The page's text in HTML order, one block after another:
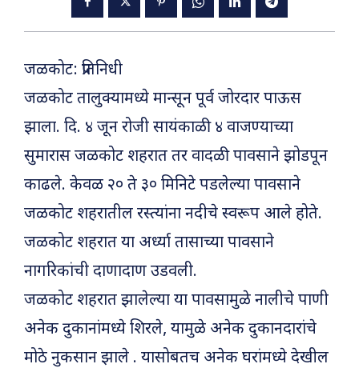
जळकोट: प्रतिनिधी
जळकोट तालुक्यामध्ये मान्सून पूर्व जोरदार पाऊस
झाला. दि. ४ जून रोजी सायंकाळी ४ वाजण्याच्या
सुमारास जळकोट शहरात तर वादळी पावसाने झोडपून
काढले. केवळ २० ते ३० मिनिटे पडलेल्या पावसाने
जळकोट शहरातील रस्त्यांना नदीचे स्वरूप आले होते.
जळकोट शहरात या अर्ध्या तासाच्या पावसाने
नागरिकांची दाणादाण उडवली.
जळकोट शहरात झालेल्या या पावसामुळे नालीचे पाणी
अनेक दुकानांमध्ये शिरले, यामुळे अनेक दुकानदारांचे
मोठे नुकसान झाले . यासोबतच अनेक घरांमध्ये देखील